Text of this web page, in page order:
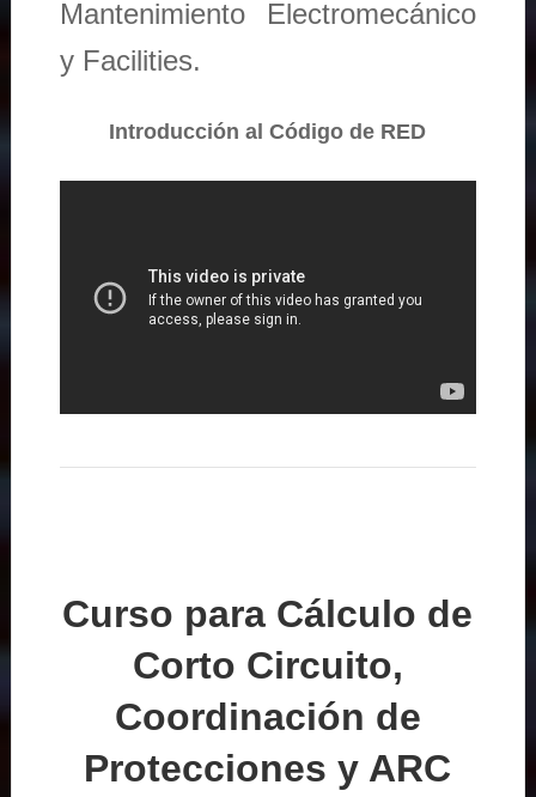
Mantenimiento Electromecánico
y Facilities.
Introducción al Código de RED
Curso para Cálculo de
Corto Circuito,
Coordinación de
Protecciones y ARC